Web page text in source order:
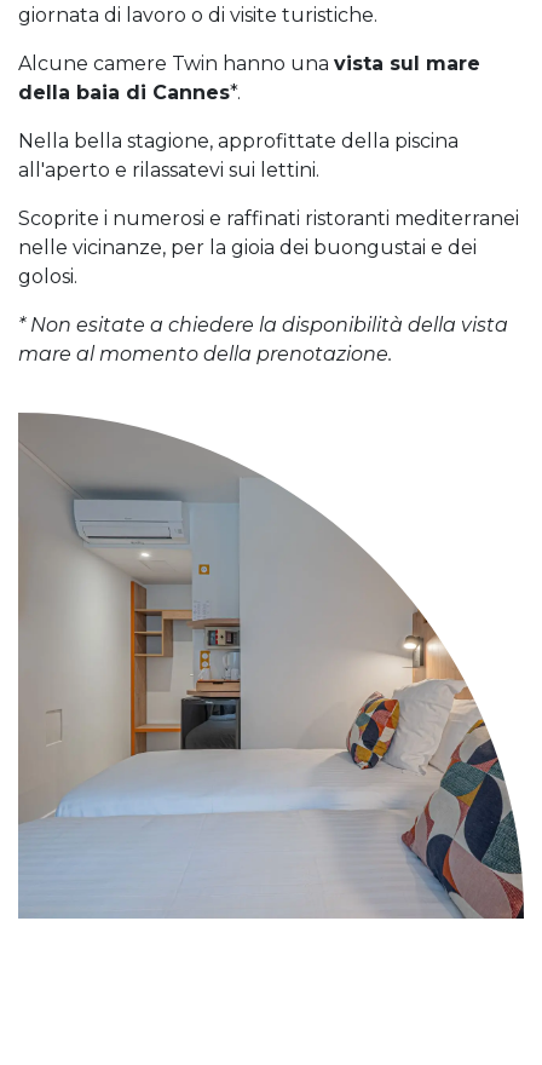
giornata di lavoro o di visite turistiche.
Alcune camere Twin hanno una vista sul mare
della baia di Cannes*.
Nella bella stagione, approfittate della piscina
all'aperto e rilassatevi sui lettini.
Scoprite i numerosi e raffinati ristoranti mediterranei
nelle vicinanze, per la gioia dei buongustai e dei
golosi.
* Non esitate a chiedere la disponibilità della vista
mare al momento della prenotazione.